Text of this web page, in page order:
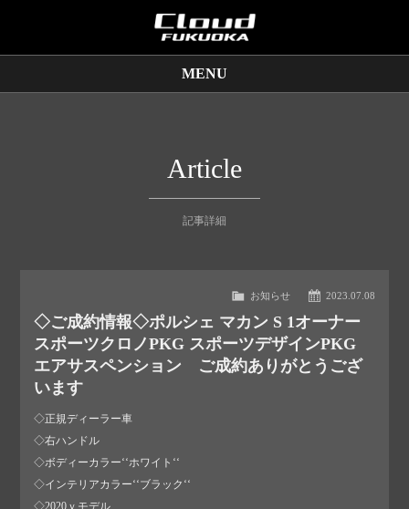
MENU
店舗情報
Article
記事詳細
2023.07.08
お知らせ
◇ご成約情報◇ポルシェ マカン S 1オーナー
スポーツクロノPKG スポーツデザインPKG
エアサスペンション ご成約ありがとうござ
います
◇正規ディーラー車
◇右ハンドル
◇ボディーカラー‘‘ホワイト‘‘
◇インテリアカラー‘‘ブラック‘‘
◇2020ｙモデル